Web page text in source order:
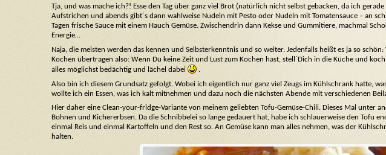
Tja, und was mache ich?! Esse den Tag über ganz viel Brot (natürlich nicht selbst gebacken, da ich
Aufstrichen und abends gibt´s dann wahlweise Nudeln mit Pesto oder Nudeln mit Tomatensauce – an
Tagen frische Sauce mit einem Hauch Gemüse. Zwischendrin dann Kekse und Gummitiere, machmal
Energie…
Naja, die meisten werden das kennen und Selbsterkenntnis und so weiter. Jedenfalls heißt es ja so
Kochen übertragen also: Wenn Du keine Zeit und Lust zum Kochen hast, stell´Dich in die Küche und
alles möglichst bedächtig und lächel dabei
.
Also bin ich diesem Grundsatz gefolgt. Wobei ich eigentlich nur ganz viel Zeugs im Kühlschrank hatte,
wollte ich ein Essen, was ich kalt mitnehmen und dazu noch die nächsten Abende mit verschiedenen
Hier daher eine Clean-your-fridge-Variante von meinem geliebten Tofu-Gemüse-Chili. Dieses Mal unter
Bohnen und Kichererbsen. Da die Schnibbelei so lange gedauert hat, habe ich schlauerweise den Tofu
einmal Reis und einmal Kartoffeln und den Rest so. An Gemüse kann man alles nehmen, was der
halten.